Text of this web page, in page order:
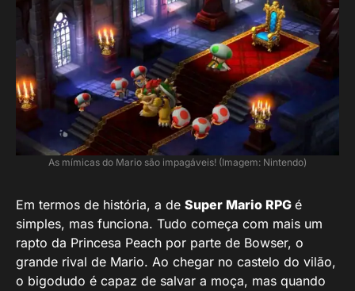
As mímicas do Mario são impagáveis! (Imagem: Nintendo)
Em termos de história, a de Super Mario RPG é
simples, mas funciona. Tudo começa com mais um
rapto da Princesa Peach por parte de Bowser, o
grande rival de Mario. Ao chegar no castelo do vilão,
o bigodudo é capaz de salvar a moça, mas quando